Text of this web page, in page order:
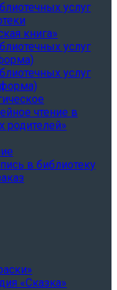
услуг
книга»
услуг
услуг
чтение в
в библиотеку
«Сказка»